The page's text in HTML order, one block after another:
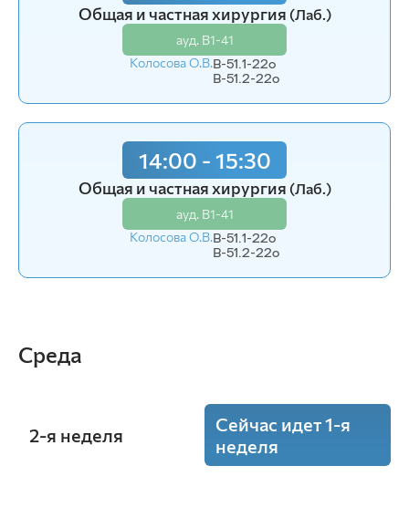
Общая и частная хирургия (Лаб.)
ауд. В1-41
Колосова О.В.В-51.1-22o
В-51.2-22o
14:00 - 15:30
Общая и частная хирургия (Лаб.)
ауд. В1-41
Колосова О.В.В-51.1-22o
В-51.2-22o
Общая и частная хирургия(Лаб.)
ауд. В1-41
Колосова О.В.В-52-22o
10:15 - 11:45
Общая и частная хирургия
ауд. В1-41
Колосова О.В.
В-52-22o
Среда
2-я неделя
Сейчас идет 1-я
неделя